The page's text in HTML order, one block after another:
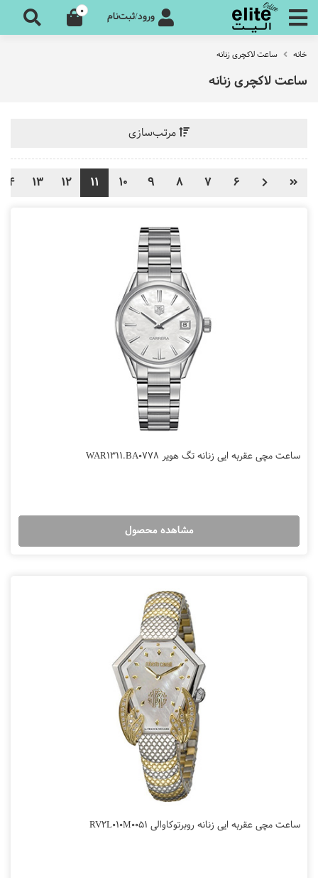
ورود/ثبت‌نام 0
خانه ساعت لاکچری زنانه
ساعت لاکچری زنانه
مرتب‌سازی
6
7
8
9
10
11
12
13
14
ساعت مچی عقربه ایی زنانه تگ هویر WAR1311.BA0778
مشاهده محصول
ساعت مچی عقربه ایی زنانه روبرتوکاوالی RV2L010M0051